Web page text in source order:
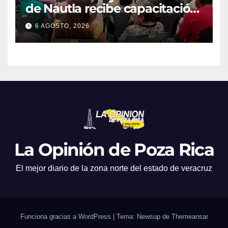
de Nautla recibe capacitación
en atención a emergencias
6 AGOSTO, 2026
La Opinión de Poza Rica
El mejor diario de la zona norte del estado de veracruz
Funciona gracias a WordPress Tema: Newsup de Themeansar